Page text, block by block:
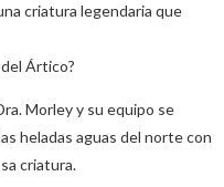
criatura legendaria que
Ártico?
Morley y su equipo se
heladas aguas del norte con
criatura.